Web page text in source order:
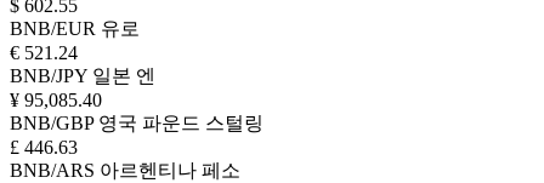
$ 602.55
BNB/EUR 유로
€ 521.24
BNB/JPY 일본 엔
¥ 95,085.40
BNB/GBP 영국 파운드 스털링
£ 446.63
BNB/ARS 아르헨티나 페소